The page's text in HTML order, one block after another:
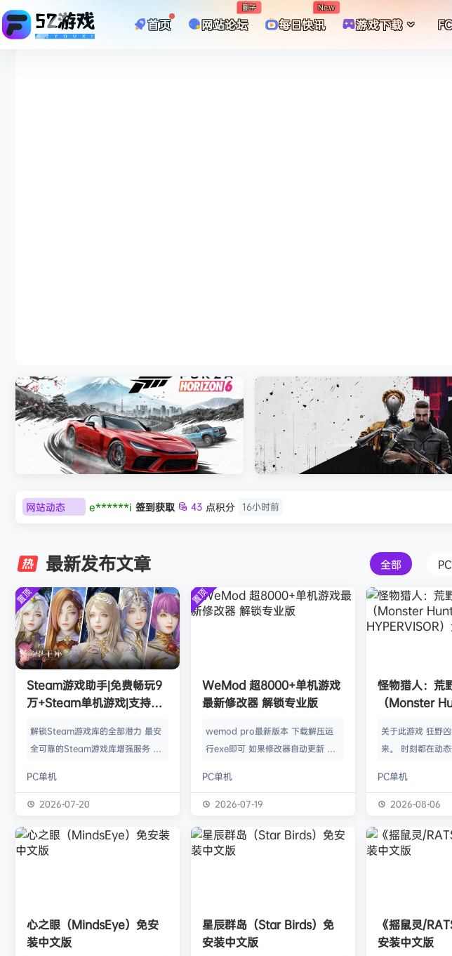
首页 网站论坛
圈子
每日快讯
New
游戏下载
《剑星/Stellar Blade》本体+修改器打包下载 解压即玩
网站动态 e******i 签到获取 43 点积分 16小时前
普洱 签到获取
欢迎0**3 加入本站 8月6日
欢迎c***s 加入本站 8月6日
欢迎V****y 加入本站
欢迎j***j 加入本站
欢迎1******4 加入本站
l***g 签到获取 点积分 8月5日
w******g 签到获取 49 点积分 8月4日
欢迎D****Z 加入本站 13小时前
欢迎有*酱 加入本站 15小时前
最新发布文章 全部
置顶
Steam游戏助手|免费畅玩9
万+Steam单机游戏|支持D
解锁Steam游戏库的全部潜力 最安
全可靠的Steam游戏库增强服务 工
修改任何steam设置、安全可靠、
可入库游戏总数 94000+、无视已
机。 无需为每一款游戏单独付费，
只需支付一次工具费用或订阅费，即
无压力地尝试各种类型的游戏。操
作…
PC单机
2026-07-20
置顶
WeMod 超8000+单机游戏
最新修改器 解锁专业版
wemod pro最新版本 下载解压运
行exe即可 如果修改器自动更新 把
r 这个文件替换到新版的即可。 We
Mod 目前支持超过千款热门游戏，
修改器原作者都入驻了，所以修改器
内容更新应该也是最全、最及时的。
大…
PC单机
2026-07-19
怪物猎人：荒
（Monster
版
关于此游戏 狂野
来。 时刻都在动
的怪物与人们的故
狩猎强大怪物为生
并逐渐解明这个
联。 进化的狩猎动
的边境上，一名少
公会根…
PC单机
2026-08-06
心之眼（MindsEye）免安
装中文版
星辰群岛（Star Birds）免
安装中文版
《摇鼠灵/
安装中文版